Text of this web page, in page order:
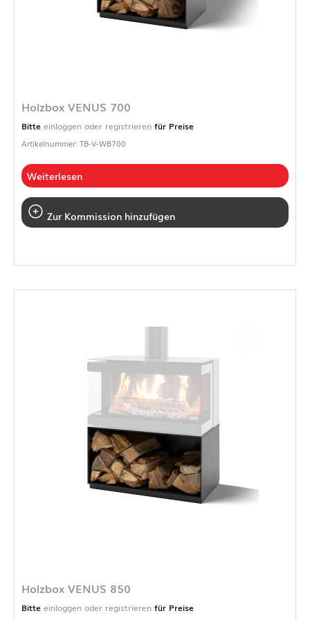
Holzbox VENUS 700
Bitte einloggen oder registrieren für Preise
Artikelnummer: TB-V-WB700
Weiterlesen
Zur Kommission hinzufügen
Holzbox VENUS 850
Bitte einloggen oder registrieren für Preise